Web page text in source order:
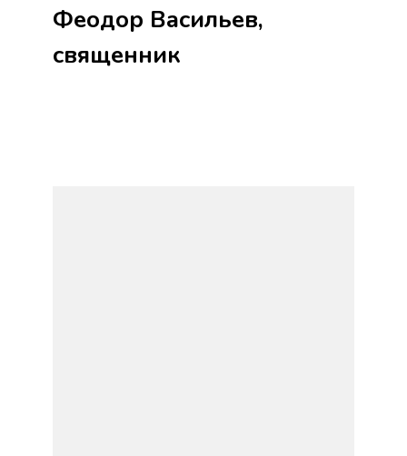
Феодор Васильев,
священник